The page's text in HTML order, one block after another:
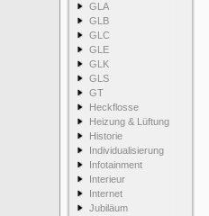
GLA
GLB
GLC
GLE
GLK
GLS
GT
Heckflosse
Heizung & Lüftung
Historie
Individualisierung
Infotainment
Interieur
Internet
Jubiläum